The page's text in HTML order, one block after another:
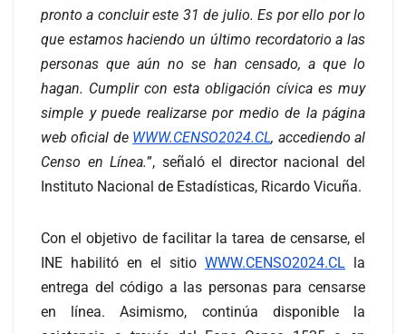
pronto a concluir este 31 de julio. Es por ello por lo
que estamos haciendo un último recordatorio a las
personas que aún no se han censado, a que lo
hagan. Cumplir con esta obligación cívica es muy
simple y puede realizarse por medio de la página
web oficial de WWW.CENSO2024.CL, accediendo al
Censo en Línea.”, señaló el director nacional del
Instituto Nacional de Estadísticas, Ricardo Vicuña.
Con el objetivo de facilitar la tarea de censarse, el
INE habilitó en el sitio WWW.CENSO2024.CL la
entrega del código a las personas para censarse
en línea. Asimismo, continúa disponible la